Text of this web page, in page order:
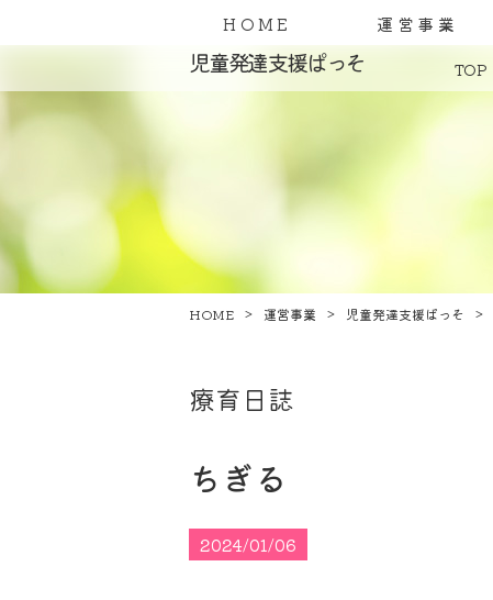
HOME 運営事業
児童発達支援ぱっそ TOP
HOME 運営事業 児童発達支援ぱっそ
療育日誌
ちぎる
2024/01/06